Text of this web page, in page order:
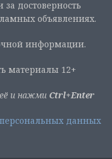
за достоверность
объявлениях.
информации.
материалы 12+
и нажми Ctrl+Enter
данных